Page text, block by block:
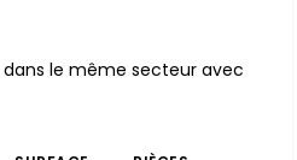
dans le même secteur avec